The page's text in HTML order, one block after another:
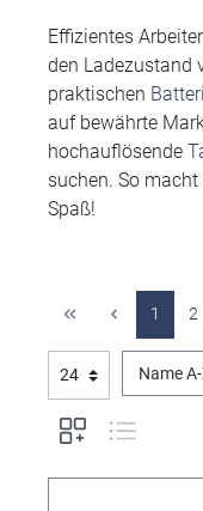
Effizientes
den Ladezustand
praktischen
auf bewährte
hochauflösende
suchen. So
Spaß!
1 2